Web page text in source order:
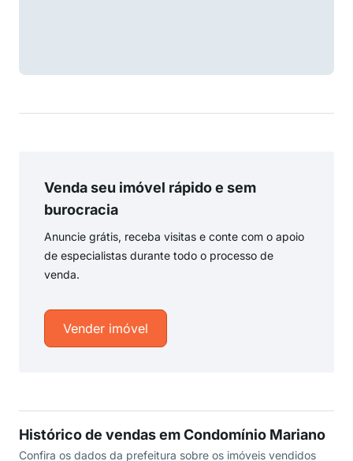
Venda seu imóvel rápido e sem
burocracia
Anuncie grátis, receba visitas e conte com o apoio
de especialistas durante todo o processo de
venda.
Vender imóvel
Histórico de vendas em Condomínio Mariano
Confira os dados da prefeitura sobre os imóveis vendidos